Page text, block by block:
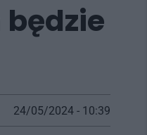
24/05/2024 - 10:39